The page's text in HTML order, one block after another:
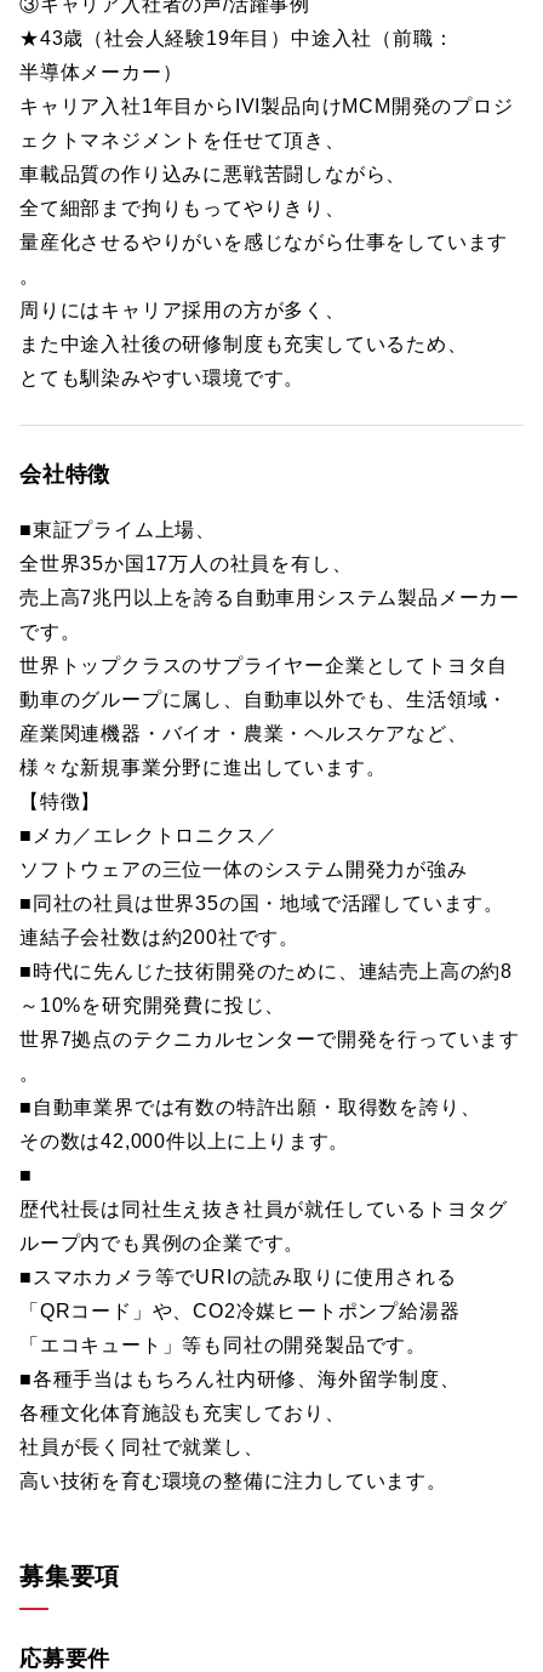
③キャリア入社者の声/活躍事例
★43歳（社会人経験19年目）中途入社（前職：
半導体メーカー）
キャリア入社1年目からIVI製品向けMCM開発のプロジ
ェクトマネジメントを任せて頂き、
車載品質の作り込みに悪戦苦闘しながら、
全て細部まで拘りもってやりきり、
量産化させるやりがいを感じながら仕事をしています
。
周りにはキャリア採用の方が多く、
また中途入社後の研修制度も充実しているため、
とても馴染みやすい環境です。
会社特徴
■東証プライム上場、
全世界35か国17万人の社員を有し、
売上高7兆円以上を誇る自動車用システム製品メーカー
です。
世界トップクラスのサプライヤー企業としてトヨタ自
動車のグループに属し、自動車以外でも、生活領域・
産業関連機器・バイオ・農業・ヘルスケアなど、
様々な新規事業分野に進出しています。
【特徴】
■メカ／エレクトロニクス／
ソフトウェアの三位一体のシステム開発力が強み
■同社の社員は世界35の国・地域で活躍しています。
連結子会社数は約200社です。
■時代に先んじた技術開発のために、連結売上高の約8
～10%を研究開発費に投じ、
世界7拠点のテクニカルセンターで開発を行っています
。
■自動車業界では有数の特許出願・取得数を誇り、
その数は42,000件以上に上ります。
■
歴代社長は同社生え抜き社員が就任しているトヨタグ
ループ内でも異例の企業です。
■スマホカメラ等でURIの読み取りに使用される
「QRコード」や、CO2冷媒ヒートポンプ給湯器
「エコキュート」等も同社の開発製品です。
■各種手当はもちろん社内研修、海外留学制度、
各種文化体育施設も充実しており、
社員が長く同社で就業し、
高い技術を育む環境の整備に注力しています。
募集要項
応募要件